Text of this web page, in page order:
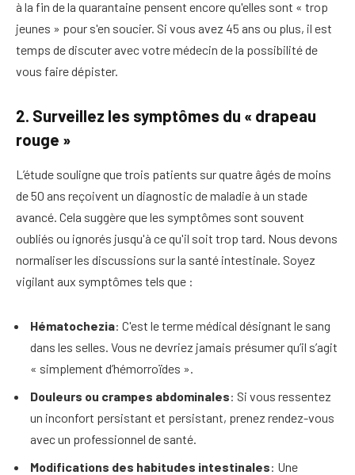
à la fin de la quarantaine pensent encore qu'elles sont « trop
jeunes » pour s'en soucier. Si vous avez 45 ans ou plus, il est
temps de discuter avec votre médecin de la possibilité de
vous faire dépister.
2. Surveillez les symptômes du « drapeau
rouge »
L’étude souligne que trois patients sur quatre âgés de moins
de 50 ans reçoivent un diagnostic de maladie à un stade
avancé. Cela suggère que les symptômes sont souvent
oubliés ou ignorés jusqu'à ce qu'il soit trop tard. Nous devons
normaliser les discussions sur la santé intestinale. Soyez
vigilant aux symptômes tels que :
Hématochezia: C'est le terme médical désignant le sang
dans les selles. Vous ne devriez jamais présumer qu’il s’agit
« simplement d’hémorroïdes ».
Douleurs ou crampes abdominales: Si vous ressentez
un inconfort persistant et persistant, prenez rendez-vous
avec un professionnel de santé.
Modifications des habitudes intestinales: Une